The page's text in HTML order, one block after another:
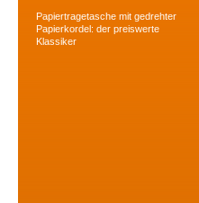
Papiertragetasche mit gedrehter
Papierkordel: der preiswerte
Klassiker